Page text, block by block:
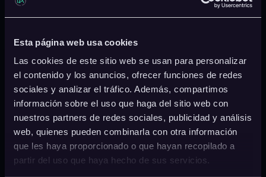
Esta página web usa cookies
Las cookies de este sitio web se usan para personalizar
el contenido y los anuncios, ofrecer funciones de redes
sociales y analizar el tráfico. Además, compartimos
información sobre el uso que haga del sitio web con
nuestros partners de redes sociales, publicidad y análisis
web, quienes pueden combinarla con otra información
que les haya proporcionado o que hayan recopilado a
partir del uso que haya hecho de sus servicios.
El modelo puede preparar planes, utilizar
navegadores y terminales y mantener la
ejecución durante procesos más largos.
Anthropic afirma que su rendimiento se acerca
al de Claude Opus 4.8 en algunas tareas, pero
con un coste inferior y una mayor variedad de
niveles de esfuerzo.
Sonnet 5 sustituye a Sonnet 4.6 como modelo